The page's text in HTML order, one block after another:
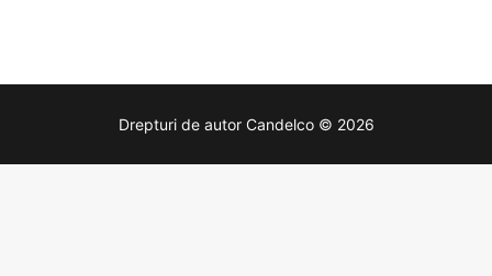
Drepturi de autor Candelco © 2026